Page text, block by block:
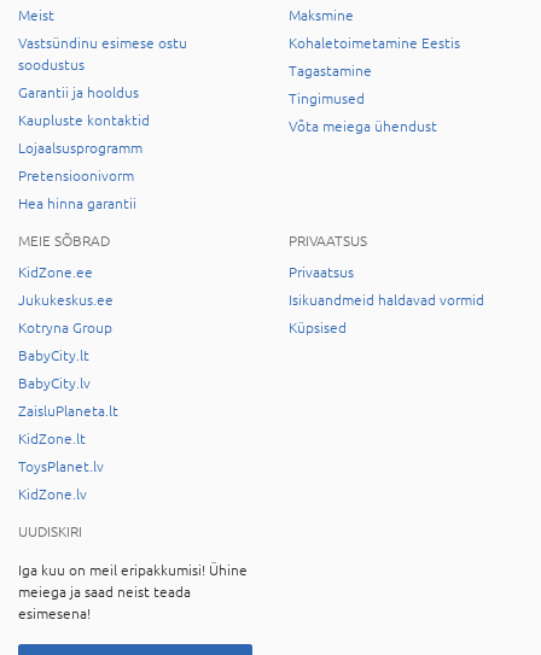
Meist
Vastsündinu esimese ostu
soodustus
Garantii ja hooldus
Kaupluste kontaktid
Lojaalsusprogramm
Pretensioonivorm
Hea hinna garantii
Maksmine
Kohaletoimetamine Eestis
Tagastamine
Tingimused
Võta meiega ühendust
MEIE SÕBRAD
KidZone.ee
Jukukeskus.ee
Kotryna Group
BabyCity.lt
BabyCity.lv
ZaisluPlaneta.lt
KidZone.lt
ToysPlanet.lv
KidZone.lv
PRIVAATSUS
Privaatsus
Isikuandmeid haldavad vormid
Küpsised
UUDISKIRI
Iga kuu on meil eripakkumisi! Ühine
meiega ja saad neist teada
esimesena!